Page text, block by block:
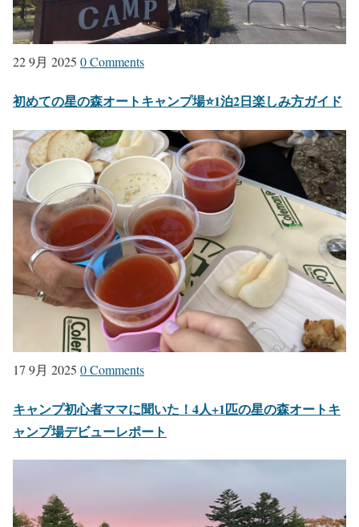
22 9月 2025 0 Comments
初めての星の森オートキャンプ場⭐1泊2日楽しみ方ガイド
17 9月 2025 0 Comments
キャンプ初心者ママに聞いた！4人+1匹の星の森オートキ
ャンプ場デビューレポート